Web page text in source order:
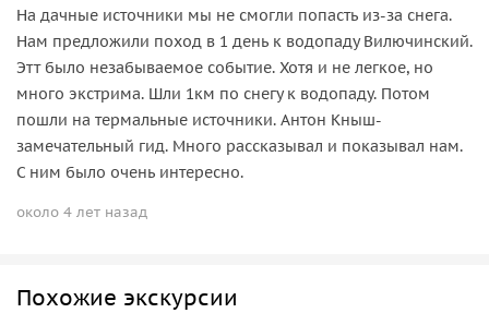
На дачные источники мы не смогли попасть из-за снега.
Нам предложили поход в 1 день к водопаду Вилючинский.
Этт было незабываемое событие. Хотя и не легкое, но
много экстрима. Шли 1км по снегу к водопаду. Потом
пошли на термальные источники. Антон Кныш-
замечательный гид. Много рассказывал и показывал нам.
С ним было очень интересно.
около 4 лет назад
Похожие экскурсии